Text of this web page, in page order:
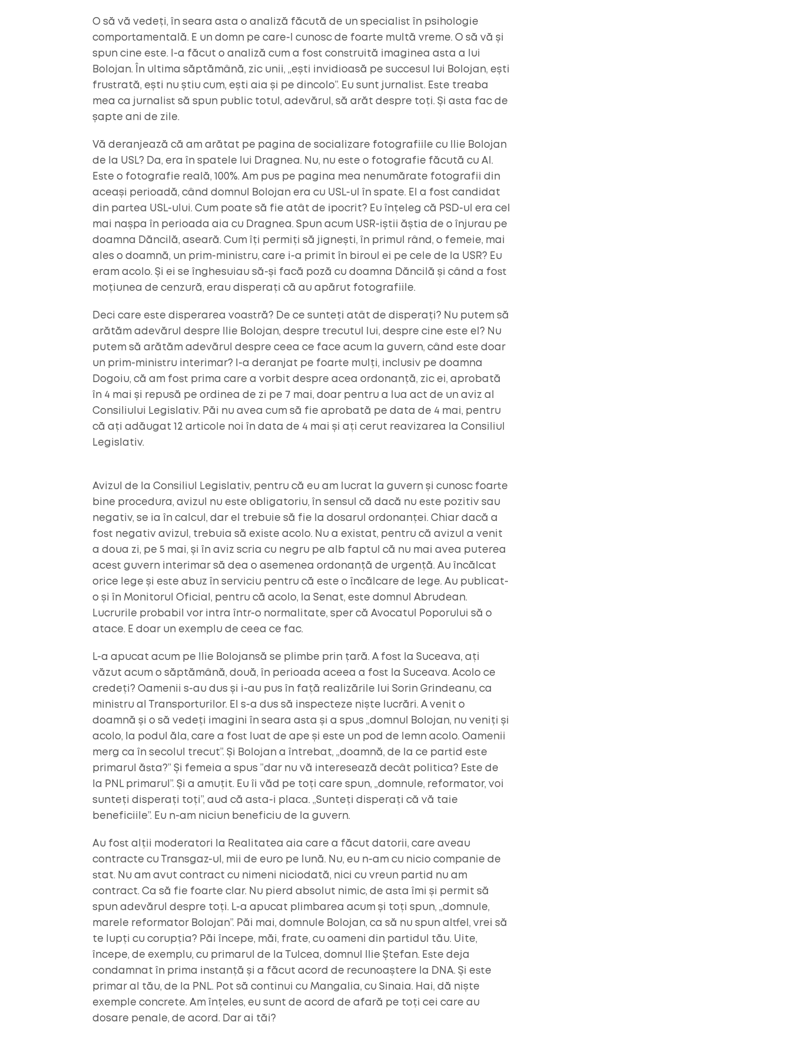
O să vă vedeți, în seara asta o analiză făcută de un specialist în psihologie
comportamentală. E un domn pe care-l cunosc de foarte multă vreme. O să vă și
spun cine este. I-a făcut o analiză cum a fost construită imaginea asta a lui
Bolojan. În ultima săptămână, zic unii, „ești invidioasă pe succesul lui Bolojan, ești
frustrată, ești nu știu cum, ești aia și pe dincolo”. Eu sunt jurnalist. Este treaba
mea ca jurnalist să spun public totul, adevărul, să arăt despre toți. Și asta fac de
șapte ani de zile.
Vă deranjează că am arătat pe pagina de socializare fotografiile cu Ilie Bolojan
de la USL? Da, era în spatele lui Dragnea. Nu, nu este o fotografie făcută cu AI.
Este o fotografie reală, 100%. Am pus pe pagina mea nenumărate fotografii din
aceași perioadă, când domnul Bolojan era cu USL-ul în spate. El a fost candidat
din partea USL-ului. Cum poate să fie atât de ipocrit? Eu înțeleg că PSD-ul era cel
mai nașpa în perioada aia cu Dragnea. Spun acum USR-iștii ăștia de o înjurau pe
doamna Dăncilă, aseară. Cum îți permiți să jignești, în primul rând, o femeie, mai
ales o doamnă, un prim-ministru, care i-a primit în biroul ei pe cele de la USR? Eu
eram acolo. Și ei se înghesuiau să-și facă poză cu doamna Dăncilă și când a fost
moțiunea de cenzură, erau disperați că au apărut fotografiile.
Deci care este disperarea voastră? De ce sunteți atât de disperați? Nu putem să
arătăm adevărul despre Ilie Bolojan, despre trecutul lui, despre cine este el? Nu
putem să arătăm adevărul despre ceea ce face acum la guvern, când este doar
un prim-ministru interimar? I-a deranjat pe foarte mulți, inclusiv pe doamna
Dogoiu, că am fost prima care a vorbit despre acea ordonanță, zic ei, aprobată
în 4 mai și repusă pe ordinea de zi pe 7 mai, doar pentru a lua act de un aviz al
Consiliului Legislativ. Păi nu avea cum să fie aprobată pe data de 4 mai, pentru
că ați adăugat 12 articole noi în data de 4 mai și ați cerut reavizarea la Consiliul
Legislativ.
Avizul de la Consiliul Legislativ, pentru că eu am lucrat la guvern și cunosc foarte
bine procedura, avizul nu este obligatoriu, în sensul că dacă nu este pozitiv sau
negativ, se ia în calcul, dar el trebuie să fie la dosarul ordonanței. Chiar dacă a
fost negativ avizul, trebuia să existe acolo. Nu a existat, pentru că avizul a venit
a doua zi, pe 5 mai, și în aviz scria cu negru pe alb faptul că nu mai avea puterea
acest guvern interimar să dea o asemenea ordonanță de urgență. Au încălcat
orice lege și este abuz în serviciu pentru că este o încălcare de lege. Au publicat-
o și în Monitorul Oficial, pentru că acolo, la Senat, este domnul Abrudean.
Lucrurile probabil vor intra într-o normalitate, sper că Avocatul Poporului să o
atace. E doar un exemplu de ceea ce fac.
L-a apucat acum pe Ilie Bolojansă se plimbe prin țară. A fost la Suceava, ați
văzut acum o săptămână, două, în perioada aceea a fost la Suceava. Acolo ce
credeți? Oamenii s-au dus și i-au pus în față realizările lui Sorin Grindeanu, ca
ministru al Transporturilor. El s-a dus să inspecteze niște lucrări. A venit o
doamnă și o să vedeți imagini în seara asta și a spus „domnul Bolojan, nu veniți și
acolo, la podul ăla, care a fost luat de ape și este un pod de lemn acolo. Oamenii
merg ca în secolul trecut”. Și Bolojan a întrebat, „doamnă, de la ce partid este
primarul ăsta?” Și femeia a spus ”dar nu vă interesează decât politica? Este de
la PNL primarul”. Și a amuțit. Eu îi văd pe toți care spun, „domnule, reformator, voi
sunteți disperați toți”, aud că asta-i placa. „Sunteți disperați că vă taie
beneficiile”. Eu n-am niciun beneficiu de la guvern.
Au fost alții moderatori la Realitatea aia care a făcut datorii, care aveau
contracte cu Transgaz-ul, mii de euro pe lună. Nu, eu n-am cu nicio companie de
stat. Nu am avut contract cu nimeni niciodată, nici cu vreun partid nu am
contract. Ca să fie foarte clar. Nu pierd absolut nimic, de asta îmi și permit să
spun adevărul despre toți. L-a apucat plimbarea acum și toți spun, „domnule,
marele reformator Bolojan”. Păi mai, domnule Bolojan, ca să nu spun altfel, vrei să
te lupți cu corupția? Păi începe, măi, frate, cu oameni din partidul tău. Uite,
începe, de exemplu, cu primarul de la Tulcea, domnul Ilie Ștefan. Este deja
condamnat în prima instanță și a făcut acord de recunoaștere la DNA. Și este
primar al tău, de la PNL. Pot să continui cu Mangalia, cu Sinaia. Hai, dă niște
exemple concrete. Am înțeles, eu sunt de acord de afară pe toți cei care au
dosare penale, de acord. Dar ai tăi?